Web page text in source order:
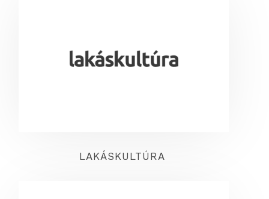
LAKÁSKULTÚRA